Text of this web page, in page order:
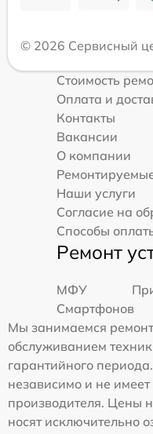
© 2026 Сервисный
Стоимость
Оплата и
Контакты
Вакансии
О компании
Наши услуги
Согласие на
Способы
Ремонт
МФУ
Смартфонов
Мы занимаемся
обслуживанием
гарантийного
независимо и не
производителя. Цены
носят исключительно